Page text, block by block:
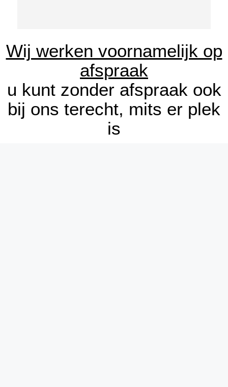
Wij werken voornamelijk op
afspraak
u kunt zonder afspraak ook
bij ons terecht, mits er plek
is